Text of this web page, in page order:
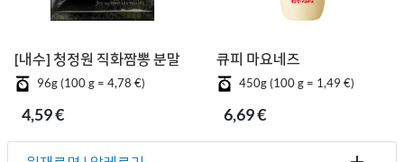
[내수] 청정원 직화짬뽕 분말
96g (100 g = 4,78 €)
4,59 €
큐피 마요네즈
450g (100 g = 1,49 €)
6,69 €